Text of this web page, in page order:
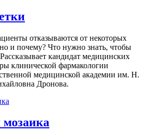
отказываются от некоторых
и почему? Что нужно знать, чтобы
кандидат медицинских
клинической фармакологии
медицинской академии им. Н.
Дронова.